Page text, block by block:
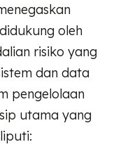
oleh
risiko yang
dan data
pengelolaan
utama yang